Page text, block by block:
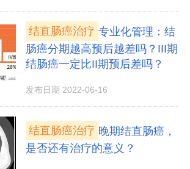
结直肠癌治疗 专业化管理：结
肠癌分期越高预后越差吗？III期
结肠癌一定比II期预后差吗？
发布日期 2022-06-16
结直肠癌治疗 晚期结直肠癌，
是否还有治疗的意义？